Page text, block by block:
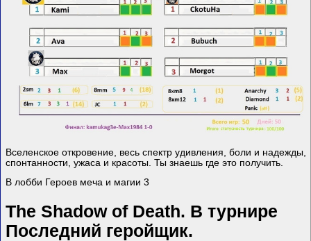
Вселенское откровение, весь спектр удивления, боли и надежды,
спонтанности, ужаса и красоты. Ты знаешь где это получить.
В лобби Героев меча и магии 3
TheShadow of Death. В турнире
Последний геройщик.